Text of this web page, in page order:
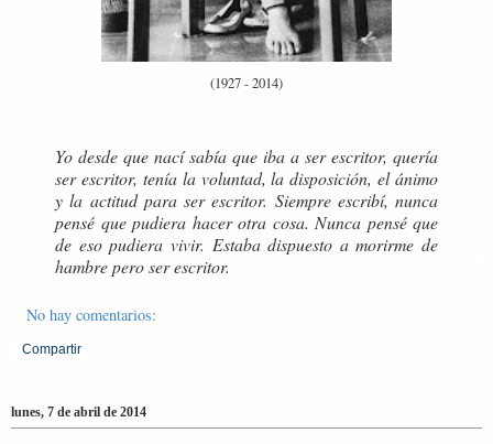
(1927 - 2014)
Yo desde que nací sabía que iba a ser escritor, quería
ser escritor, tenía la voluntad, la disposición, el ánimo
y la actitud para ser escritor. Siempre escribí, nunca
pensé que pudiera hacer otra cosa. Nunca pensé que
de eso pudiera vivir. Estaba dispuesto a morirme de
hambre pero ser escritor.
No hay comentarios:
Compartir
lunes, 7 de abril de 2014